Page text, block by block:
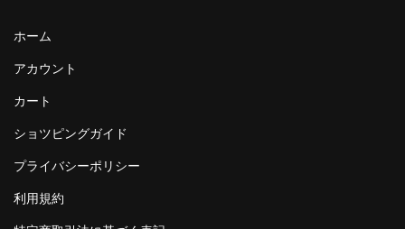
ホーム
アカウント
カート
ショツピングガイド
プライバシーポリシー
利用規約